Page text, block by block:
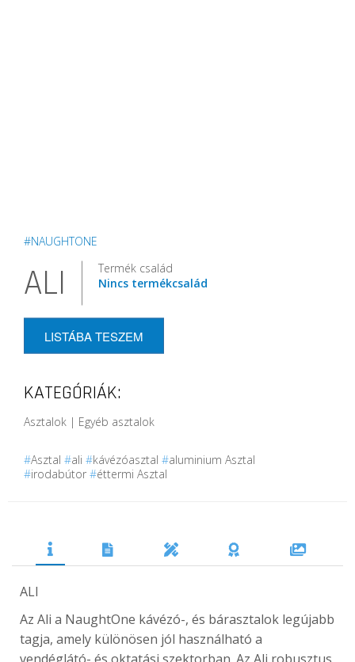
#NAUGHTONE
ALI
Termék család
Nincs termékcsalád
LISTÁBA TESZEM
KATEGÓRIÁK:
Asztalok | Egyéb asztalok
#Asztal #ali #kávézóasztal #aluminium Asztal
#irodabútor #éttermi Asztal
ALI
Az Ali a NaughtOne kávézó-, és bárasztalok legújabb
tagja, amely különösen jól használható a
vendéglátó- és oktatási szektorban. Az Ali robusztus,